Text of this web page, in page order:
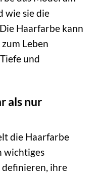
wie sie die
Haarfarbe kann
Leben
und
als nur
die Haarfarbe
wichtiges
ihre